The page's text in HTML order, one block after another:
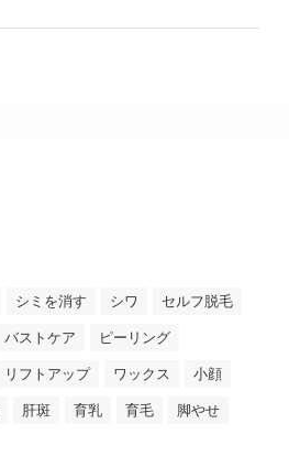
シミを消す シワ セルフ脱毛
バストケア ピーリング
リフトアップ ワックス 小顔
肝斑 育乳 育毛 脚やせ